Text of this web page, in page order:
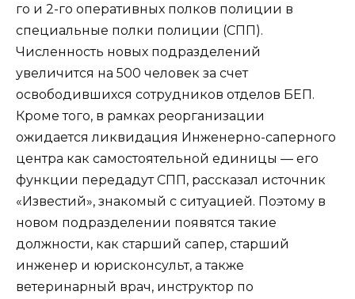
го и 2-го оперативных полков полиции в
специальные полки полиции (СПП).
Численность новых подразделений
увеличится на 500 человек за счет
освободившихся сотрудников отделов БЕП.
Кроме того, в рамках реорганизации
ожидается ликвидация Инженерно-саперного
центра как самостоятельной единицы — его
функции передадут СПП, рассказал источник
«Известий», знакомый с ситуацией. Поэтому в
новом подразделении появятся такие
должности, как старший сапер, старший
инженер и юрисконсульт, а также
ветеринарный врач, инструктор по